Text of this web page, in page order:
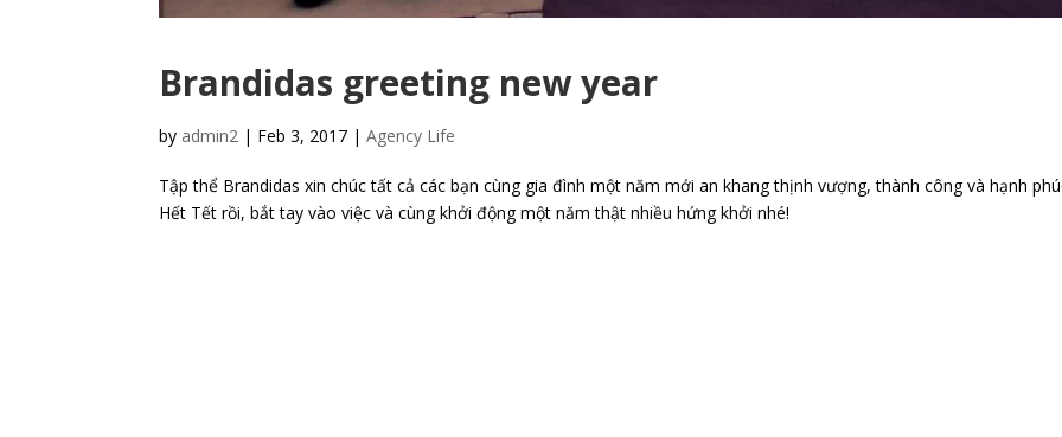
Brandidas greeting new year
by admin2 | Feb 3, 2017 |Agency Life
Tập thể Brandidas xin chúc tất cả các bạn cùng gia đình một năm mới an khang thịnh vượng, thành công và hạnh
Hết Tết rồi, bắt tay vào việc và cùng khởi động một năm thật nhiều hứng khởi nhé!